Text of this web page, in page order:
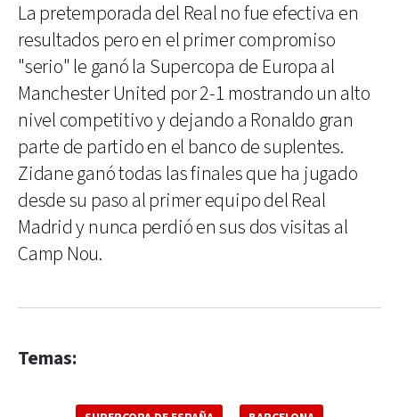
La pretemporada del Real no fue efectiva en
resultados pero en el primer compromiso
"serio" le ganó la Supercopa de Europa al
Manchester United por 2-1 mostrando un alto
nivel competitivo y dejando a Ronaldo gran
parte de partido en el banco de suplentes.
Zidane ganó todas las finales que ha jugado
desde su paso al primer equipo del Real
Madrid y nunca perdió en sus dos visitas al
Camp Nou.
Temas: